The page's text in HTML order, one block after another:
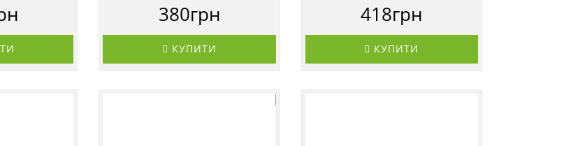
380грн
КУПИТИ
418грн
КУПИТИ